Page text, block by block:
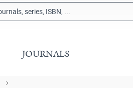
JOURNALS